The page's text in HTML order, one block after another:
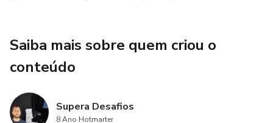
Saiba mais sobre quem criou o
conteúdo
Supera Desafios
8 Ano Hotmarter